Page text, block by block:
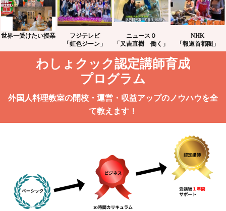
世界一受けたい授業
フジテレビ
「虹色ジーン」
ニュース０
「又吉直樹 働く」
NHK
「報道首都圏」
わしょクック認定講師育成
プログラム
外国人料理教室の開校・運営・収益アップのノウハウを全
て教えます！